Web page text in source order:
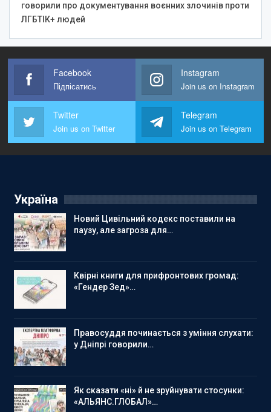
говорили про документування воєнних злочинів проти
ЛГБТІК+ людей
Facebook
Підпісатись
Instagram
Join us on Instagram
Twitter
Join us on Twitter
Telegram
Join us on Telegram
Україна
Новий Цивільний кодекс поставили на
паузу, але загроза для…
Квірні книги для прифронтових громад:
«Гендер Зед»…
Правосуддя починається з уміння слухати:
у Дніпрі говорили…
Як сказати «ні» й не зруйнувати стосунки:
«АЛЬЯНС.ГЛОБАЛ»…